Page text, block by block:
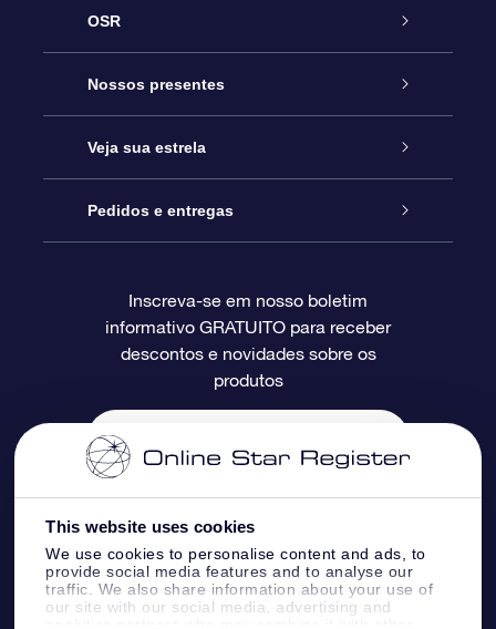
This website uses cookies
We use cookies to personalise content and ads, to
provide social media features and to analyse our
traffic. We also share information about your use of
our site with our social media, advertising and
OSR
Serviço
Entre em contato conosco
Blog
Avaliações
Nossos presentes
Presente estrelar on-line
Pacote de presente da OSR
O cartão de presente da OSR
Presentes corporativos
Veja sua estrela
Star Register
Página estelar personalizada
Um Milhão de Estrelas
OSR Starsaver
Aplicativo RV Fly me to the stars
Pedidos e entregas
Informações de pagamento
Informações de envio
Política de devolução
Constelações
Inscreva-se em nosso boletim
informativo GRATUITO para receber
descontos e novidades sobre os
produtos